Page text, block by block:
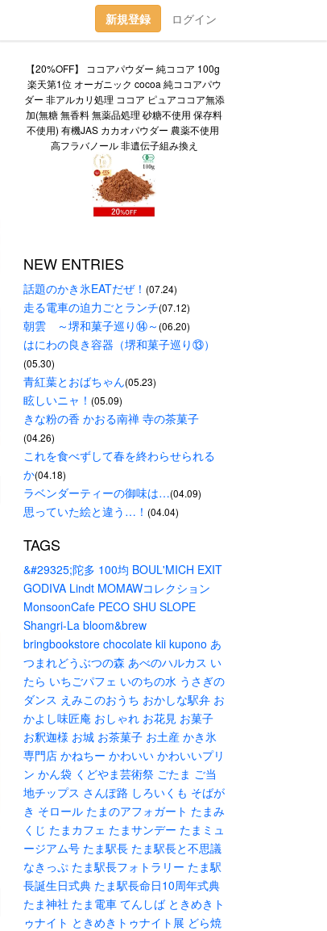
新規登録 ログイン
【20%OFF】 ココアパウダー 純ココア 100g
楽天第1位 オーガニック cocoa 純ココアパウ
ダー 非アルカリ処理 ココア ピュアココア無添
加(無糖 無香料 無薬品処理 砂糖不使用 保存料
不使用) 有機JAS カカオパウダー 農薬不使用
高フラバノール 非遺伝子組み換え
NEW ENTRIES
話題のかき氷EATだぜ！ (07.24)
走る電車の迫力ごとランチ(07.12)
朝雲　～堺和菓子巡り⑭～(06.20)
はにわの良き容器（堺和菓子巡り⑬）
(05.30)
青紅葉とおばちゃん(05.23)
眩しいニャ！ (05.09)
きな粉の香 かおる南禅 寺の茶菓子
(04.26)
これを食べずして春を終わらせられる
か(04.18)
ラベンダーティーの御味は…(04.09)
思っていた絵と違う…！ (04.04)
TAGS
&#29325;陀多 100均 BOUL'MICH EXIT
GODIVA Lindt MOMAWコレクション
MonsoonCafe PECO SHU SLOPE
Shangri-La bloom&brew
bringbookstore chocolate kii kupono あ
つまれどうぶつの森 あべのハルカス い
たら いちごパフェ いのちの水 うさぎの
ダンス えみこのおうち おかしな駅弁 お
かよし味匠庵 おしゃれ お花見 お菓子
お釈迦様 お城 お茶菓子 お土産 かき氷
専門店 かねちー かわいい かわいいプリ
ン かん袋 くどやま芸術祭 ごたま ご当
地チップス さんぽ路 しろいくも そばが
き そロール たまのアフォガート たまみ
くじ たまカフェ たまサンデー たまミュ
ージアム号 たま駅長 たま駅長と不思議
なきっぷ たま駅長フォトラリー たま駅
長誕生日式典 たま駅長命日10周年式典
たま神社 たま電車 てんしば ときめきト
ゥナイト ときめきトゥナイト展 どら焼